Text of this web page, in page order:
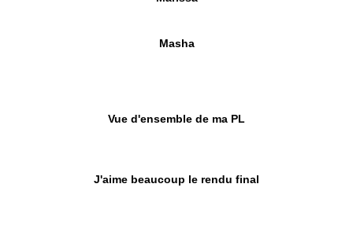
Masha
Vue d'ensemble de ma PL
J'aime beaucoup le rendu final